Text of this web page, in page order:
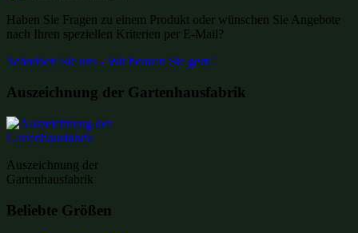
Haben Sie Fragen zu einem Produkt oder wünschen Sie Angebote
nach Ihren speziellen Kriterien per E-Mail?
Schreiben Sie uns - Wir beraten Sie gern!
Auszeichnung der Gartenhausfabrik
Auszeichnung der
Gartenhausfabrik
Beliebte Größen